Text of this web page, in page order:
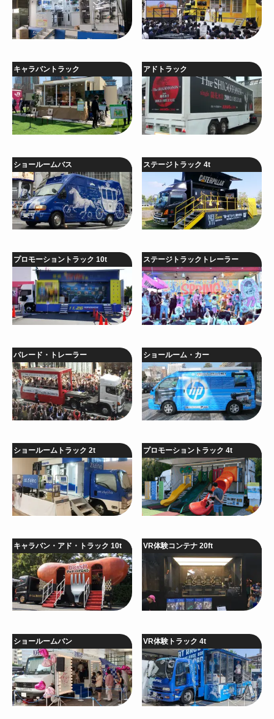
キャラバントラック アドトラック
ショールームバス ステージトラック 4t
プロモーショントラック 10t ステージトラックトレーラー
パレード・トレーラー ショールーム・カー
ショールームトラック 2t プロモーショントラック 4t
キャラバン・アド・トラック 10t VR体験コンテナ 20ft
ショールームバン VR体験トラック 4t